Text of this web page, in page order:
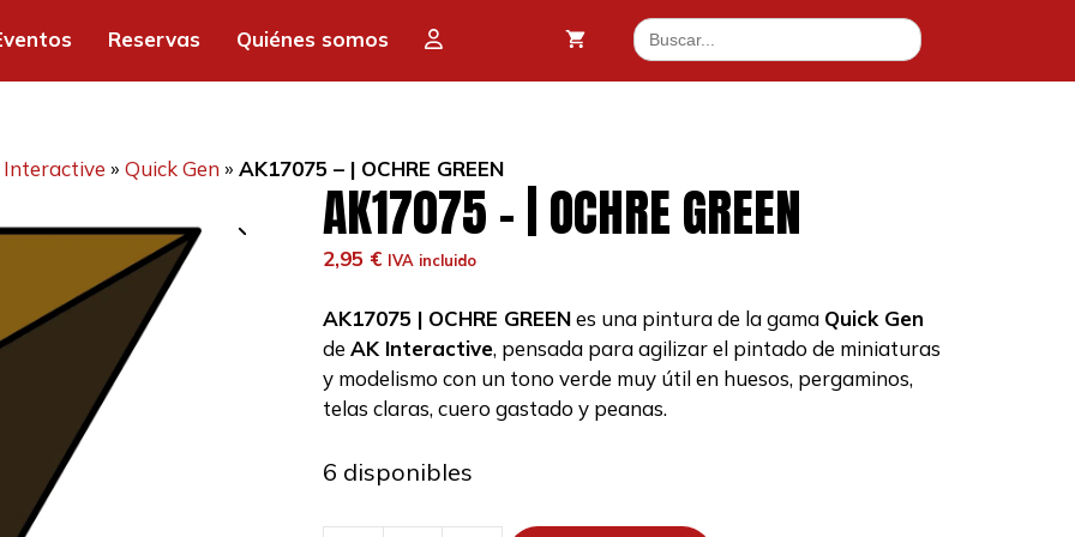
Reservas Quiénes somos Buscar:
Interactive » Quick Gen » AK17075 – | OCHRE GREEN
AK17075 – | OCHRE GREEN
2,95 € IVA incluido
AK17075 | OCHRE GREENes una pintura de la gama Quick Gen
de AK Interactive, pensada para agilizar el pintado de miniaturas
y modelismo con un tono verde muy útil en huesos, pergaminos,
telas claras, cuero gastado y peanas.
6 disponibles
OCHRE
GREEN
cantidad